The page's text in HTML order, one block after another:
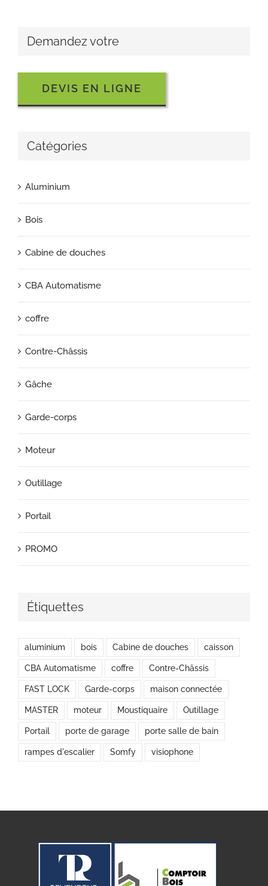
Demandez votre
DEVIS EN LIGNE
Catégories
Aluminium
Bois
Cabine de douches
CBA Automatisme
coffre
Contre-Châssis
Gâche
Garde-corps
Moteur
Outillage
Portail
PROMO
Étiquettes
aluminium bois Cabine de douches caisson
CBA Automatisme coffre Contre-Châssis
FAST LOCK Garde-corps maison connectée
MASTER moteur Moustiquaire Outillage
Portail porte de garage porte salle de bain
rampes d'escalier Somfy visiophone